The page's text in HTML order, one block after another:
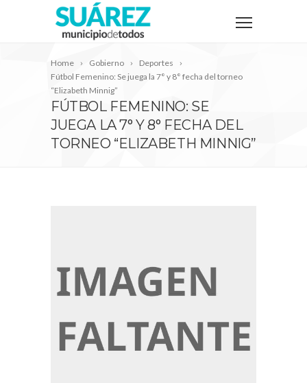
Home Gobierno
Deportes
Fútbol Femenino: Se juega la 7° y 8° fecha del torneo
“Elizabeth Minnig”
FÚTBOL FEMENINO: SE
JUEGA LA 7° Y 8° FECHA DEL
TORNEO “ELIZABETH MINNIG”